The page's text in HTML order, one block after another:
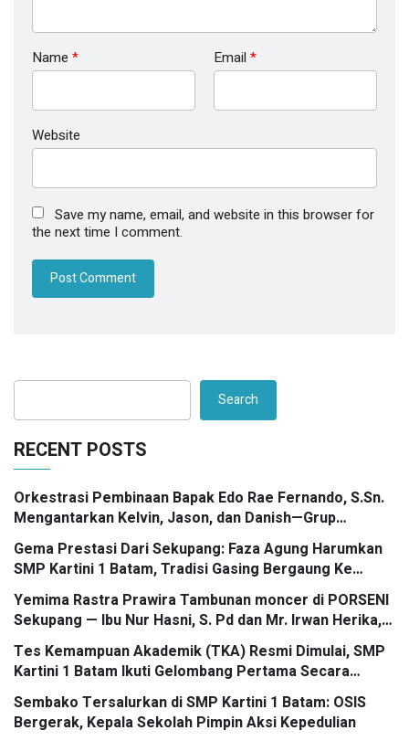
Name * Email *
Website
Save my name, email, and website in this browser for
the next time I comment.
Search
RECENT POSTS
Orkestrasi Pembinaan Bapak Edo Rae Fernando, S.Sn.
Mengantarkan Kelvin, Jason, dan Danish—Grup
Ansambel SMP Kartini 1 Batam—Kembali Menorehkan
Juara II FLS3N dalam Panggung Kompetisi Bergengsi
Gema Prestasi Dari Sekupang: Faza Agung Harumkan
SMP Kartini 1 Batam, Tradisi Gasing Bergaung Ke
Tingkat Kota
Yemima Rastra Prawira Tambunan moncer di PORSENI
Sekupang — Ibu Nur Hasni, S. Pd dan Mr. Irwan Herika,
M. Pd apresiasi prestasi emas yang menggema
Tes Kemampuan Akademik (TKA) Resmi Dimulai, SMP
Kartini 1 Batam Ikuti Gelombang Pertama Secara
Nasional
Sembako Tersalurkan di SMP Kartini 1 Batam: OSIS
Bergerak, Kepala Sekolah Pimpin Aksi Kepedulian